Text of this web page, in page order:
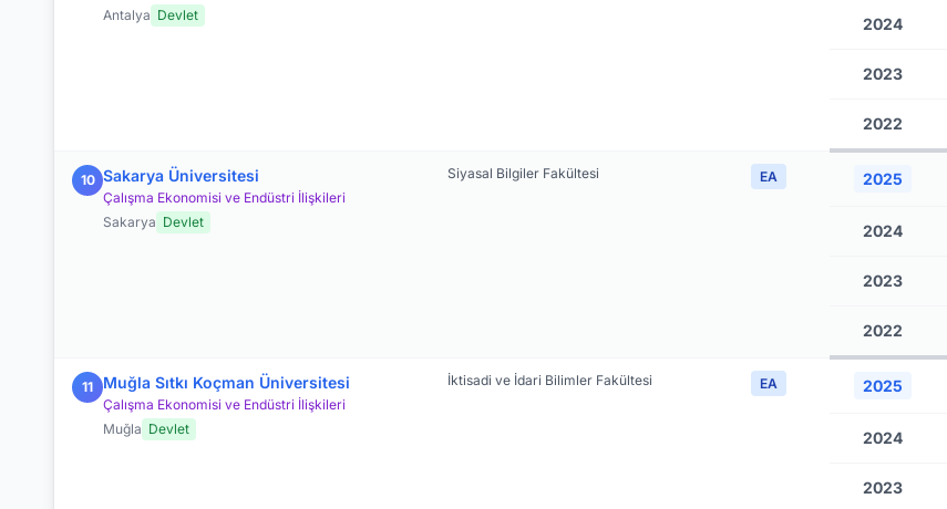
Antalya Devlet 2024
2023
2022
10 Sakarya Üniversitesi
Çalışma Ekonomisi ve Endüstri İlişkileri
Sakarya Devlet
Siyasal Bilgiler Fakültesi EA 2025
2024
2023
2022
11 Muğla Sıtkı Koçman Üniversitesi
Çalışma Ekonomisi ve Endüstri İlişkileri
Muğla Devlet
İktisadi ve İdari Bilimler Fakültesi EA 2025
2024
2023